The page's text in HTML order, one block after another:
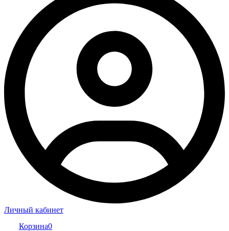
Личный кабинет
Корзина0